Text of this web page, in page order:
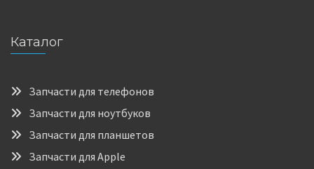
Каталог
Запчасти для телефонов
Запчасти для ноутбуков
Запчасти для планшетов
Запчасти для Apple